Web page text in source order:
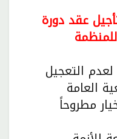
القرار (3.3): تأجيل عقد دورة
التعجيل
العامة
مطروحاً